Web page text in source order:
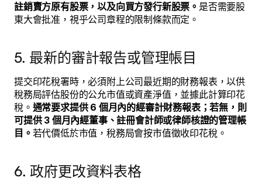
註銷賣方原有股票，以及向買方發行新股票。 是否需要股
東大會批准，視乎公司章程的限制條款而定。
5. 最新的審計報告或管理帳目
提交印花稅署時，必須附上公司最近期的財務報表，以供
稅務局評估股份的公允市值或資產淨值，並據此計算印花
稅。 通常要求提供 6 個月內的經審計財務報表；若無，則
可提供 3 個月內經董事、註冊會計師或律師核證的管理帳
目。 若代價低於市值，稅務局會按市值徵收印花稅。
6. 政府更改資料表格